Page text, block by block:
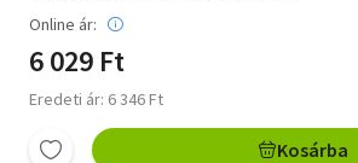
Online ár:
6 029 Ft
Eredeti ár: 6 346 Ft
Kosárba